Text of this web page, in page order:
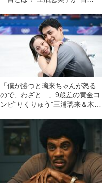
あれなんなんでしょう」
「僕が勝つと璃来ちゃんが怒る
ので、わざと…」9歳差の黄金コ
ンビ“りくりゅう”三浦璃来＆木原
で取り組んだこと”